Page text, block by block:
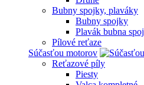
Bubny spojky, plaváky
Bubny spojky
Plavák bubna
Pílové reťaze
Súčasťou motorov
Reťazové píly
Piesty